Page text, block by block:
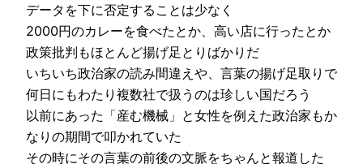
データを下に否定することは少なく
2000円のカレーを食べたとか、高い店に行ったとか
政策批判もほとんど揚げ足とりばかりだ
いちいち政治家の読み間違えや、言葉の揚げ足取りで
何日にもわたり複数社で扱うのは珍しい国だろう
以前にあった「産む機械」と女性を例えた政治家もか
なりの期間で叩かれていた
その時にその言葉の前後の文脈をちゃんと報道した